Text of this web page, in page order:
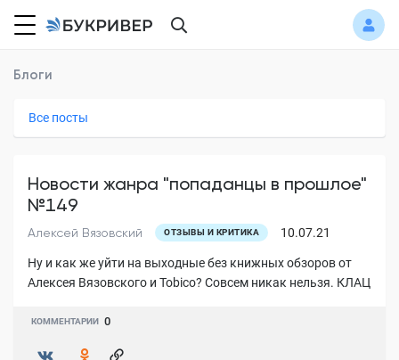
Блоги
Все посты
Новости жанра "попаданцы в прошлое"
№149
Алексей Вязовский ОТЗЫВЫ И КРИТИКА 10.07.21
Ну и как же уйти на выходные без книжных обзоров от
Алексея Вязовского и Tobico? Совсем никак нельзя. КЛАЦ
КОММЕНТАРИИ 0